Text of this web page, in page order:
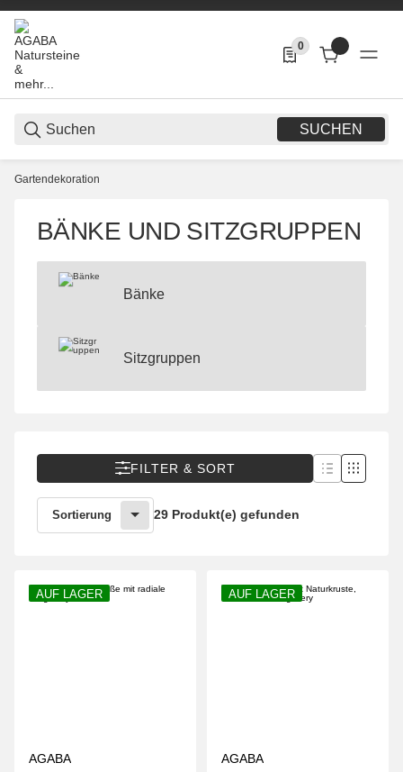
SUCHEN
0
0 Produkte in der
Gartendekoration
BÄNKE UND SITZGRUPPEN
Bänke
Sitzgruppen
Sitzgruppen
FILTER & SORT
Sortierung 29 Produkt(e) gefunden
AUF LAGER
AGABA
AUF LAGER
AGABA